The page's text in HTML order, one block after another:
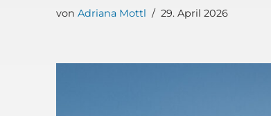
von Adriana Mottl 29. April 2026